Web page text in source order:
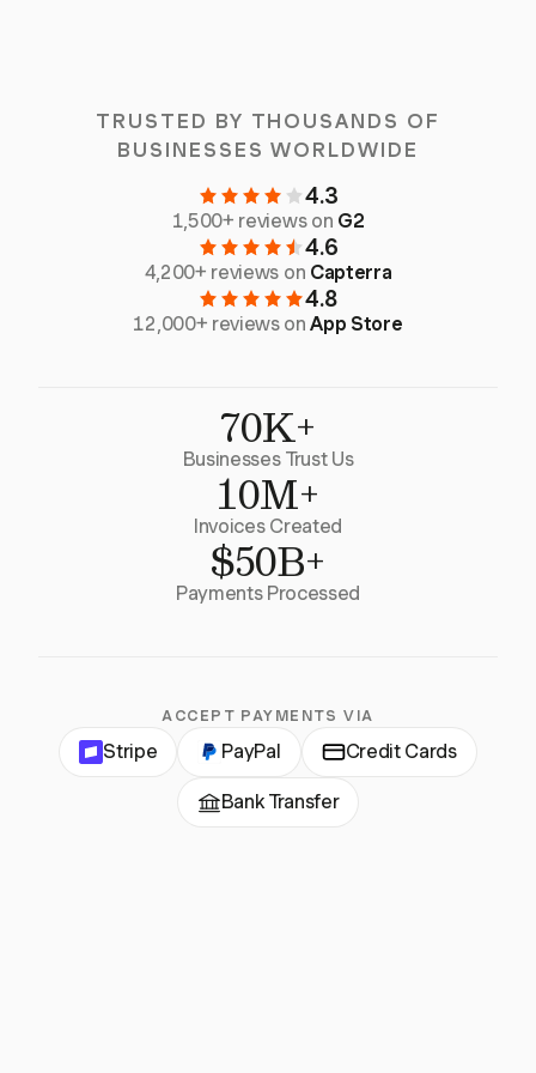
TRUSTED BY THOUSANDS OF
BUSINESSES WORLDWIDE
4.3
1,500+ reviews on G2
4.6
4,200+ reviews on Capterra
4.8
12,000+ reviews onApp Store
70K+
Businesses Trust Us
10M+
Invoices Created
$50B+
Payments Processed
ACCEPT PAYMENTS VIA
Stripe PayPal Credit Cards
Bank Transfer